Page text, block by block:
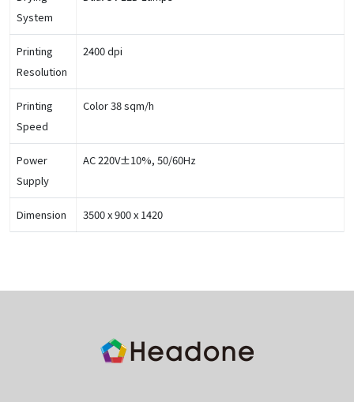
System
Printing
Resolution
2400 dpi
Printing
Speed
Color 38 sqm/h
Power
Supply
AC 220V±10%, 50/60Hz
Dimension 3500 x 900 x 1420